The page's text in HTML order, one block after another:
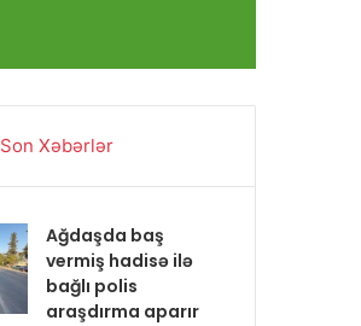
Son Xəbərlər
Ağdaşda baş
vermiş hadisə ilə
bağlı polis
araşdırma aparır